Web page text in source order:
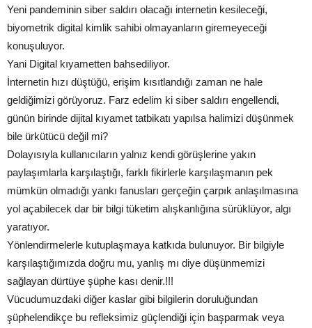
Yeni pandeminin siber saldırı olacağı internetin kesileceği,
biyometrik digital kimlik sahibi olmayanların giremeyeceği
konuşuluyor.
Yani Digital kıyametten bahsediliyor.
İnternetin hızı düştüğü, erişim kısıtlandığı zaman ne hale
geldiğimizi görüyoruz. Farz edelim ki siber saldırı engellendi,
günün birinde dijital kıyamet tatbikatı yapılsa halimizi düşünmek
bile ürkütücü değil mi?
Dolayısıyla kullanıcıların yalnız kendi görüşlerine yakın
paylaşımlarla karşılaştığı, farklı fikirlerle karşılaşmanın pek
mümkün olmadığı yankı fanusları gerçeğin çarpık anlaşılmasına
yol açabilecek dar bir bilgi tüketim alışkanlığına sürüklüyor, algı
yaratıyor.
Yönlendirmelerle kutuplaşmaya katkıda bulunuyor. Bir bilgiyle
karşılaştığımızda doğru mu, yanlış mı diye düşünmemizi
sağlayan dürtüye şüphe kası denir.!!!
Vücudumuzdaki diğer kaslar gibi bilgilerin doruluğundan
şüphelendikçe bu refleksimiz güçlendiği için başparmak veya